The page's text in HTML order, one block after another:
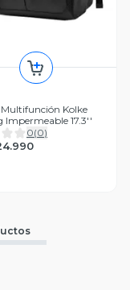
Kolke
Trekking Impermeable 17.3''
0(0)